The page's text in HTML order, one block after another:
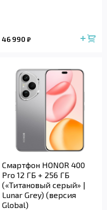
46 990 ₽
Смартфон HONOR 400
Pro 12 ГБ + 256 ГБ
(«Титановый серый» |
Lunar Grey) (версия
Global)